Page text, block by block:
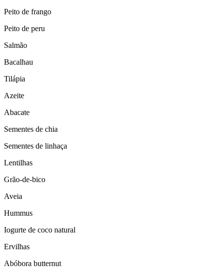
Peito de frango
Peito de peru
Salmão
Bacalhau
Tilápia
Azeite
Abacate
Sementes de chia
Sementes de linhaça
Lentilhas
Grão-de-bico
Aveia
Hummus
Iogurte de coco natural
Ervilhas
Abóbora butternut